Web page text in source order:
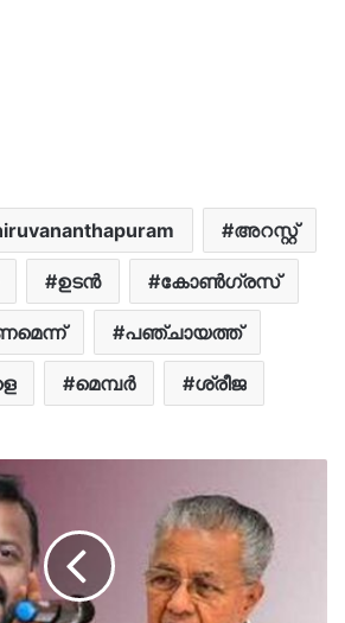
അറസ്റ്റ്
ഉടൻ കോൺഗ്രസ്
പഞ്ചായത്ത്
മെമ്പർ ശ്രീജ